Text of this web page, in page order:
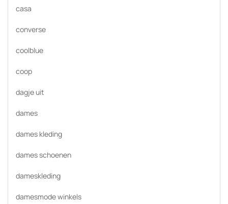
casa
converse
coolblue
coop
dagje uit
dames
dames kleding
dames schoenen
dameskleding
damesmode winkels